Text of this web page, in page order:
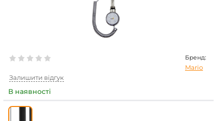
Бренд:
Mario
Залишити відгук
В наявності